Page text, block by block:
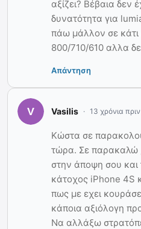
αξίζει? Bέβαια δεν
δυνατότητα για
πάω μάλλον σε κάτι
800/710/610 αλλα
Απάντηση
Vasilis 13 χρόνια πριν
Κώστα σε
τώρα. Σε παρακαλώ
στην άποψη σου και
κάτοχος iPhone 4S
πως με εχει
κάποια αξιόλογη
Να αλλάξω